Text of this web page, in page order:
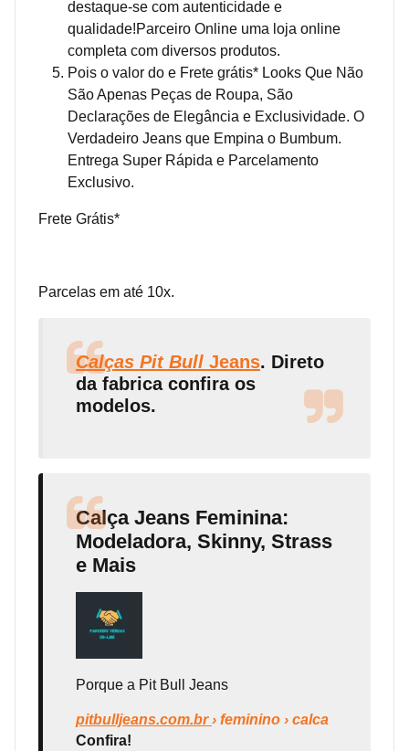
destaque-se com autenticidade e
qualidade!Parceiro Online uma loja online
completa com diversos produtos.
Pois o valor do e Frete grátis* Looks Que Não
São Apenas Peças de Roupa, São
Declarações de Elegância e Exclusividade. O
Verdadeiro Jeans que Empina o Bumbum.
Entrega Super Rápida e Parcelamento
Exclusivo.
Frete Grátis*
Parcelas em até 10x.
Calças Pit Bull Jeans. Direto
da fabrica confira os
modelos.
Calça Jeans Feminina:
Modeladora, Skinny, Strass
e Mais
Porque a Pit Bull Jeans
pitbulljeans.com.br › feminino › calca
Confira!